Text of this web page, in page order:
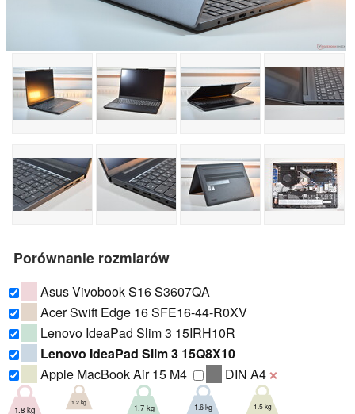
Porównanie rozmiarów
Asus Vivobook S16 S3607QA
Acer Swift Edge 16 SFE16-44-R0XV
Lenovo IdeaPad Slim 3 15IRH10R
Lenovo IdeaPad Slim 3 15Q8X10
Apple MacBook Air 15 M4
DIN A4 ❌
1.8 kg
1.2 kg
1.7 kg 1.6 kg 1.5 kg